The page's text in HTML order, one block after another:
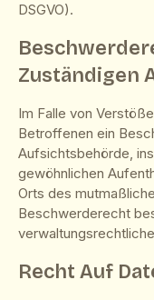
DSGVO).
Zuständigen
Im Falle von
Betroffenen ein
Aufsichtsbehörde,
gewöhnlichen
Orts des
Beschwerderecht
Recht Auf